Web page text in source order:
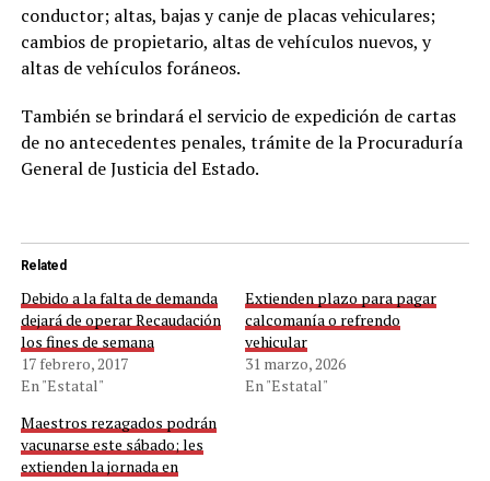
conductor; altas, bajas y canje de placas vehiculares;
cambios de propietario, altas de vehículos nuevos, y
altas de vehículos foráneos.
También se brindará el servicio de expedición de cartas
de no antecedentes penales, trámite de la Procuraduría
General de Justicia del Estado.
Related
Debido a la falta de demanda
dejará de operar Recaudación
los fines de semana
17 febrero, 2017
En "Estatal"
Extienden plazo para pagar
calcomanía o refrendo
vehicular
31 marzo, 2026
En "Estatal"
Maestros rezagados podrán
vacunarse este sábado; les
extienden la jornada en